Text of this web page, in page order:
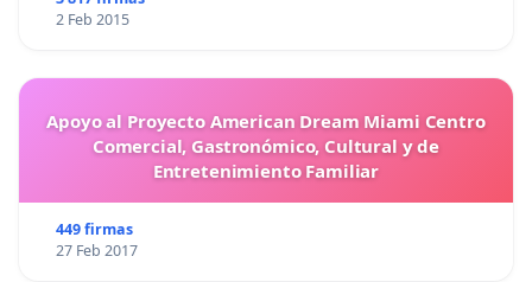
2 Feb 2015
Apoyo al Proyecto American Dream Miami Centro
Comercial, Gastronómico, Cultural y de
Entretenimiento Familiar
449 firmas
27 Feb 2017